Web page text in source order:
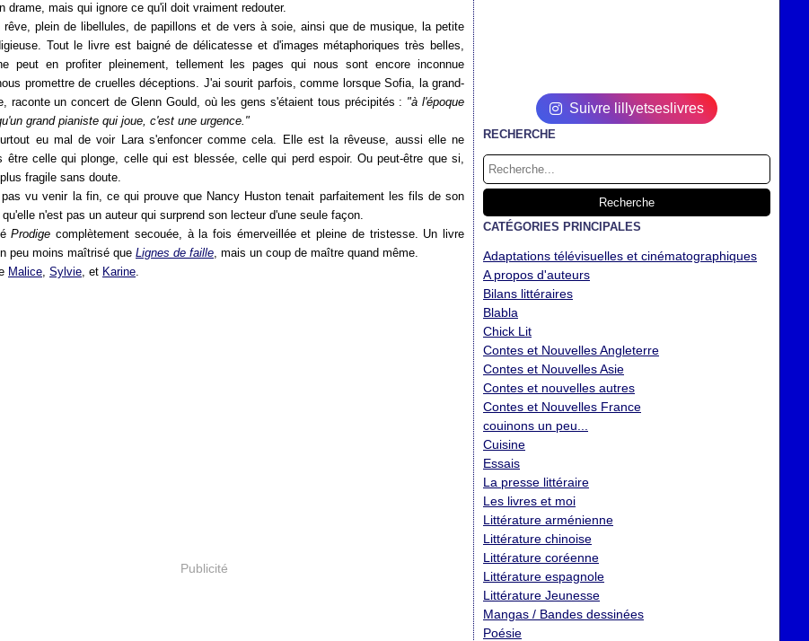
drame, mais qui ignore ce qu'il doit vraiment redouter.
rêve, plein de libellules, de papillons et de vers à soie, ainsi que de musique, la petite
Tout le livre est baigné de délicatesse et d'images métaphoriques très belles,
peut en profiter pleinement, tellement les pages qui nous sont encore inconnue
promettre de cruelles déceptions. J'ai sourit parfois, comme lorsque Sofia, la grand-
raconte un concert de Glenn Gould, où les gens s'étaient tous précipités : "à l'époque
grand pianiste qui joue, c'est une urgence."
eu mal de voir Lara s'enfoncer comme cela. Elle est la rêveuse, aussi elle ne
être celle qui plonge, celle qui est blessée, celle qui perd espoir. Ou peut-être que si,
fragile sans doute.
vu venir la fin, ce qui prouve que Nancy Huston tenait parfaitement les fils de son
n'est pas un auteur qui surprend son lecteur d'une seule façon.
Prodige complètement secouée, à la fois émerveillée et pleine de tristesse. Un livre
peu moins maîtrisé que Lignes de faille, mais un coup de maître quand même.
Malice, Sylvie, et Karine.
Publicité
Suivre lillyetseslivres
RECHERCHE
CATÉGORIES PRINCIPALES
Adaptations télévisuelles et cinématographiques
A propos d'auteurs
Bilans littéraires
Blabla
Chick Lit
Contes et Nouvelles Angleterre
Contes et Nouvelles Asie
Contes et nouvelles autres
Contes et Nouvelles France
couinons un peu...
Cuisine
Essais
La presse littéraire
Les livres et moi
Littérature arménienne
Littérature chinoise
Littérature coréenne
Littérature espagnole
Littérature Jeunesse
Mangas / Bandes dessinées
Poésie